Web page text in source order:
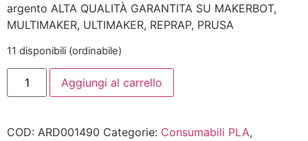
argento ALTA QUALITÀ GARANTITA SU MAKERBOT,
MULTIMAKER, ULTIMAKER, REPRAP, PRUSA
11 disponibili (ordinabile)
Aggiungi al carrello
COD: ARD001490 Categorie: Consumabili PLA,